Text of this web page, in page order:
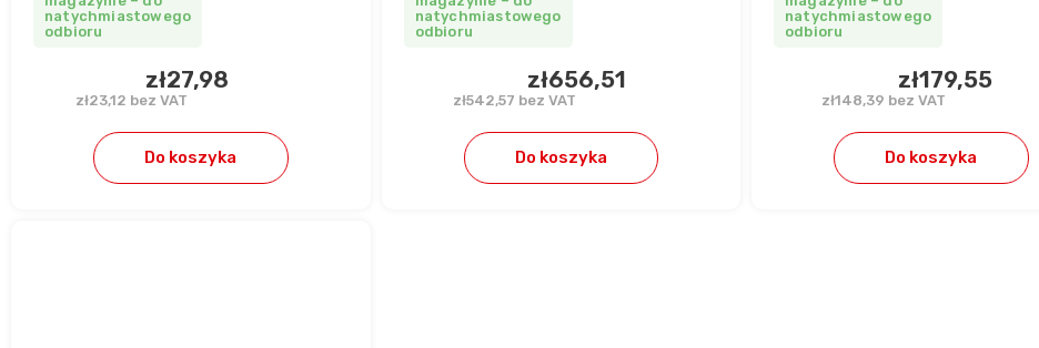
natychmiastowego
odbioru
zł23,12 bez VAT
zł27,98
Do koszyka
natychmiastowego
odbioru
zł542,57 bez VAT
zł656,51
Do koszyka
natychmiastowego
odbioru
zł148,39 bez VAT
zł179,55
Do koszyka